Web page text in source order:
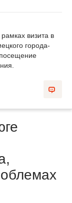
визита в
города-